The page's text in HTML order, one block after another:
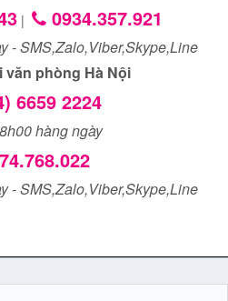
| 0934.357.921
- SMS,Zalo,Viber,Skype,Line
văn phòng Hà Nội
6659 2224
hàng ngày
- SMS,Zalo,Viber,Skype,Line